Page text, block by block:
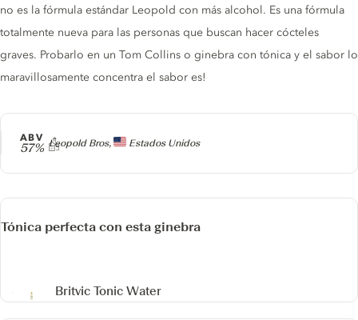
Producer
Leopold Bros, Estados Unidos
ABV
57%
no es la fórmula estándar Leopold con más alcohol. Es una fórmula
totalmente nueva para las personas que buscan hacer cócteles
graves. Probarlo en un Tom Collins o ginebra con tónica y el sabor lo
maravillosamente concentra el sabor es!
Tónica perfecta con esta ginebra
Britvic Tonic Water